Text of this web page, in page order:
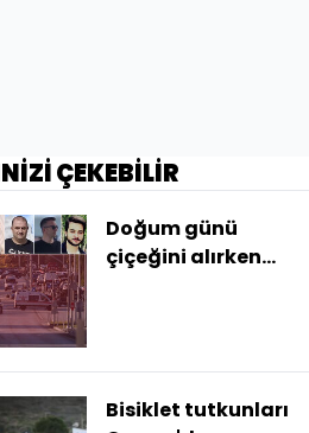
ÇEKEBİLİR
Doğum günü
çiçeğini alırken
Bisiklet tutkunları